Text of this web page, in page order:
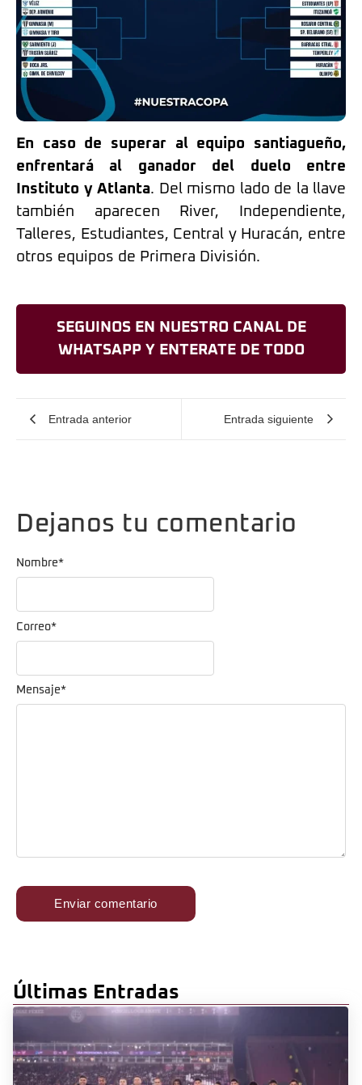
En caso de superar al equipo santiagueño,
enfrentará al ganador del duelo entre
Instituto y Atlanta. Del mismo lado de la llave
también aparecen River, Independiente,
Talleres, Estudiantes, Central y Huracán, entre
otros equipos de Primera División.
SEGUINOS EN NUESTRO CANAL DE
WHATSAPP Y ENTERATE DE TODO
Entrada anterior Entrada siguiente
Dejanos tu comentario
Mensaje*
Nombre*
Correo*
Últimas Entradas